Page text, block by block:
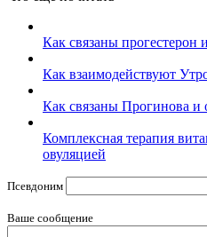
Как связаны прогестерон
Как взаимодействуют
Как связаны Прогинова и
Комплексная терапия
овуляцией
Псевдоним
Ваше сообщение